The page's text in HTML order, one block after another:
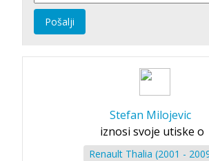
Pošalji
Stefan Milojevic
iznosi svoje utiske o
Renault Thalia (2001 -